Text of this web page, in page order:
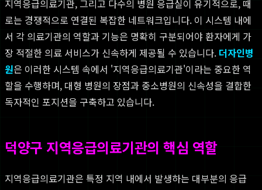
지역응급의료기관, 그리고 다수의 병원 응급실이 유기적으로, 때
로는 경쟁적으로 연결된 복잡한 네트워크입니다. 이 시스템 내에
서 각 의료기관의 역할과 기능은 명확히 구분되어야 환자에게 가
장 적절한 의료 서비스가 신속하게 제공될 수 있습니다. 더자인병
원은 이러한 시스템 속에서 '지역응급의료기관'이라는 중요한 역
할을 수행하며, 대형 병원의 장점과 중소병원의 신속성을 결합한
독자적인 포지션을 구축하고 있습니다.
덕양구 지역응급의료기관의 핵심 역할
지역응급의료기관은 특정 지역 내에서 발생하는 대부분의 응급